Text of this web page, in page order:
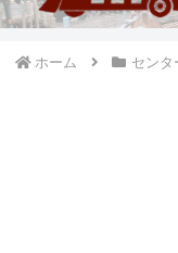
ホーム センタ